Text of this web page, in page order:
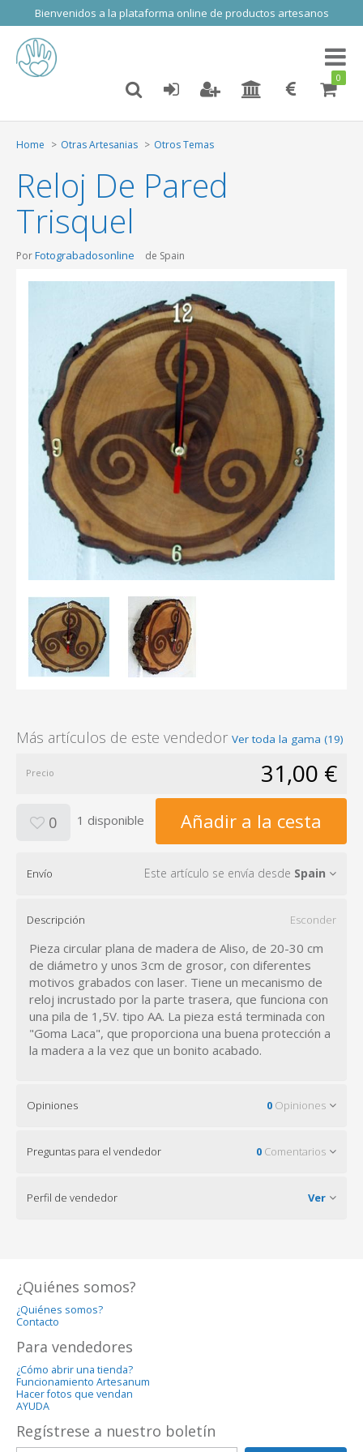
Bienvenidos a la plataforma online de productos artesanos
Toggle
0
Home Otras Artesanias Otros Temas
Reloj De Pared
Trisquel
PorFotograbadosonline de Spain
Más artículos de este vendedor Ver toda la gama (19)
Precio 31,00 €
0 1 disponible Añadir a la cesta
Envío Este artículo se envía desde Spain
Descripción Esconder
Pieza circular plana de madera de Aliso, de 20-30 cm
de diámetro y unos 3cm de grosor, con diferentes
motivos grabados con laser. Tiene un mecanismo de
reloj incrustado por la parte trasera, que funciona con
una pila de 1,5V. tipo AA. La pieza está terminada con
"Goma Laca", que proporciona una buena protección a
la madera a la vez que un bonito acabado.
Opiniones 0 Opiniones
Preguntas para el vendedor 0 Comentarios
Perfil de vendedor Ver
¿Quiénes somos?
¿Quiénes somos?
Contacto
Para vendedores
¿Cómo abrir una tienda?
Funcionamiento Artesanum
Hacer fotos que vendan
AYUDA
Regístrese a nuestro boletín